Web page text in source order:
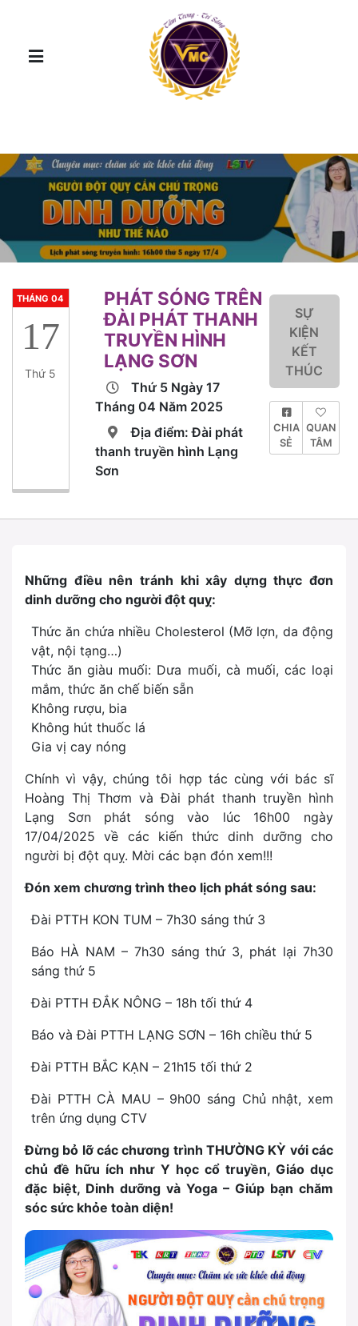
THÁNG 04
17
Thứ 5
PHÁT SÓNG TRÊN
ĐÀI PHÁT THANH
TRUYỀN HÌNH
LẠNG SƠN
Thứ 5 Ngày 17
Tháng 04 Năm 2025
Địa điểm: Đài phát
thanh truyền hình Lạng
Sơn
SỰ
KIỆN
KẾT
THÚC
CHIA
SẺ
QUAN
TÂM
Những điều nên tránh khi xây dựng thực đơn
dinh dưỡng cho người đột quỵ:
Thức ăn chứa nhiều Cholesterol (Mỡ lợn, da động
vật, nội tạng…)
Thức ăn giàu muối: Dưa muối, cà muối, các loại
mắm, thức ăn chế biến sẵn
Không rượu, bia
Không hút thuốc lá
Gia vị cay nóng
Chính vì vậy, chúng tôi hợp tác cùng với bác sĩ
Hoàng Thị Thơm và Đài phát thanh truyền hình
Lạng Sơn phát sóng vào lúc 16h00 ngày
17/04/2025 về các kiến thức dinh dưỡng cho
người bị đột quỵ. Mời các bạn đón xem!!!
Đón xem chương trình theo lịch phát sóng sau:
Đài PTTH KON TUM – 7h30 sáng thứ 3
Báo HÀ NAM – 7h30 sáng thứ 3, phát lại 7h30
sáng thứ 5
Đài PTTH ĐẮK NÔNG – 18h tối thứ 4
Báo và Đài PTTH LẠNG SƠN – 16h chiều thứ 5
Đài PTTH BẮC KẠN – 21h15 tối thứ 2
Đài PTTH CÀ MAU – 9h00 sáng Chủ nhật, xem
trên ứng dụng CTV
Đừng bỏ lỡ các chương trình THƯỜNG KỲ với các
chủ đề hữu ích như Y học cổ truyền, Giáo dục
đặc biệt, Dinh dưỡng và Yoga – Giúp bạn chăm
sóc sức khỏe toàn diện!